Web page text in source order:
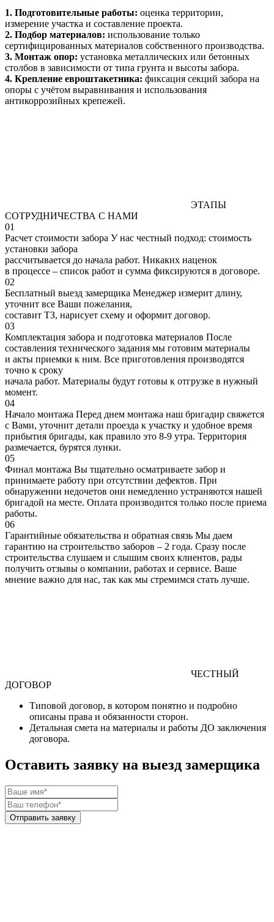
1. Подготовительные работы: оценка территории,
измерение участка и составление проекта.
2. Подбор материалов: использование только
сертифицированных материалов собственного производства.
3. Монтаж опор: установка металлических или бетонных
столбов в зависимости от типа грунта и высоты забора.
4. Крепление евроштакетника: фиксация секций забора на
опоры с учётом выравнивания и использования
антикоррозийных крепежей.
ЭТАПЫ
СОТРУДНИЧЕСТВА С НАМИ
01
Расчет стоимости забора У нас честный подход: стоимость
установки забора
рассчитывается до начала работ. Никаких наценок
в процессе – список работ и сумма фиксируются в договоре.
02
Бесплатный выезд замерщика Менеджер измерит длину,
уточнит все Ваши пожелания,
составит ТЗ, нарисует схему и оформит договор.
03
Комплектация забора и подготовка материалов После
составления технического задания мы готовим материалы
и акты приемки к ним. Все приготовления производятся
точно к сроку
начала работ. Материалы будут готовы к отгрузке в нужный
момент.
04
Начало монтажа Перед днем монтажа наш бригадир свяжется
с Вами, уточнит детали проезда к участку и удобное время
прибытия бригады, как правило это 8-9 утра. Территория
размечается, бурятся лунки.
05
Финал монтажа Вы тщательно осматриваете забор и
принимаете работу при отсутствии дефектов. При
обнаружении недочетов они немедленно устраняются нашей
бригадой на месте. Оплата производится только после приема
работы.
06
Гарантийные обязательства и обратная связь Мы даем
гарантию на строительство заборов – 2 года. Сразу после
строительства слушаем и слышим своих клиентов, рады
получить отзывы о компании, работах и сервисе. Ваше
мнение важно для нас, так как мы стремимся стать лучше.
ЧЕСТНЫЙ
ДОГОВОР
Типовой договор, в котором понятно и подробно
описаны права и обязанности сторон.
Детальная смета на материалы и работы ДО заключения
договора.
Оставить заявку на выезд замерщика